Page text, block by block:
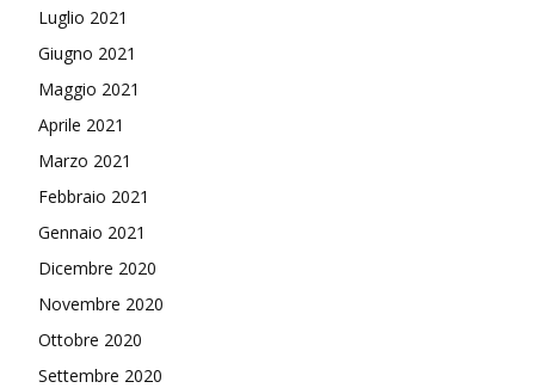
Luglio 2021
Giugno 2021
Maggio 2021
Aprile 2021
Marzo 2021
Febbraio 2021
Gennaio 2021
Dicembre 2020
Novembre 2020
Ottobre 2020
Settembre 2020